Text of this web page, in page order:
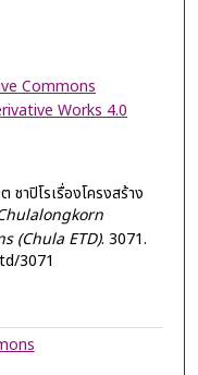
Commons
Works 4.0
าปิโรเรื่องโครงสร้าง
(Chula ETD). 3071.
3071